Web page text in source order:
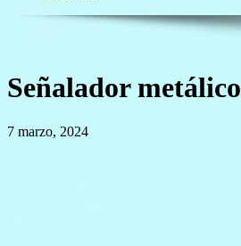
Señalador metálico
7 marzo, 2024